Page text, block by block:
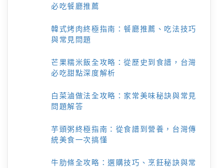
必吃餐廳推薦
韓式烤肉終極指南：餐廳推薦、吃法技巧
與常見問題
芒果糯米飯全攻略：從歷史到食譜，台灣
必吃甜點深度解析
白菜滷做法全攻略：家常美味秘訣與常見
問題解答
芋頭粥終極指南：從食譜到營養，台灣傳
統美食一次搞懂
牛肋條全攻略：選購技巧、烹飪秘訣與常